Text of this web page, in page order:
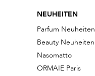
NEUHEITEN
Parfum Neuheiten
Beauty Neuheiten
Nasomatto
ORMAIE Paris